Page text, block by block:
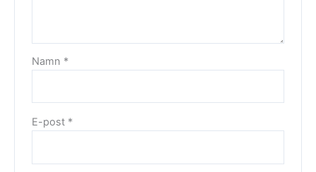
Namn *
E-post *